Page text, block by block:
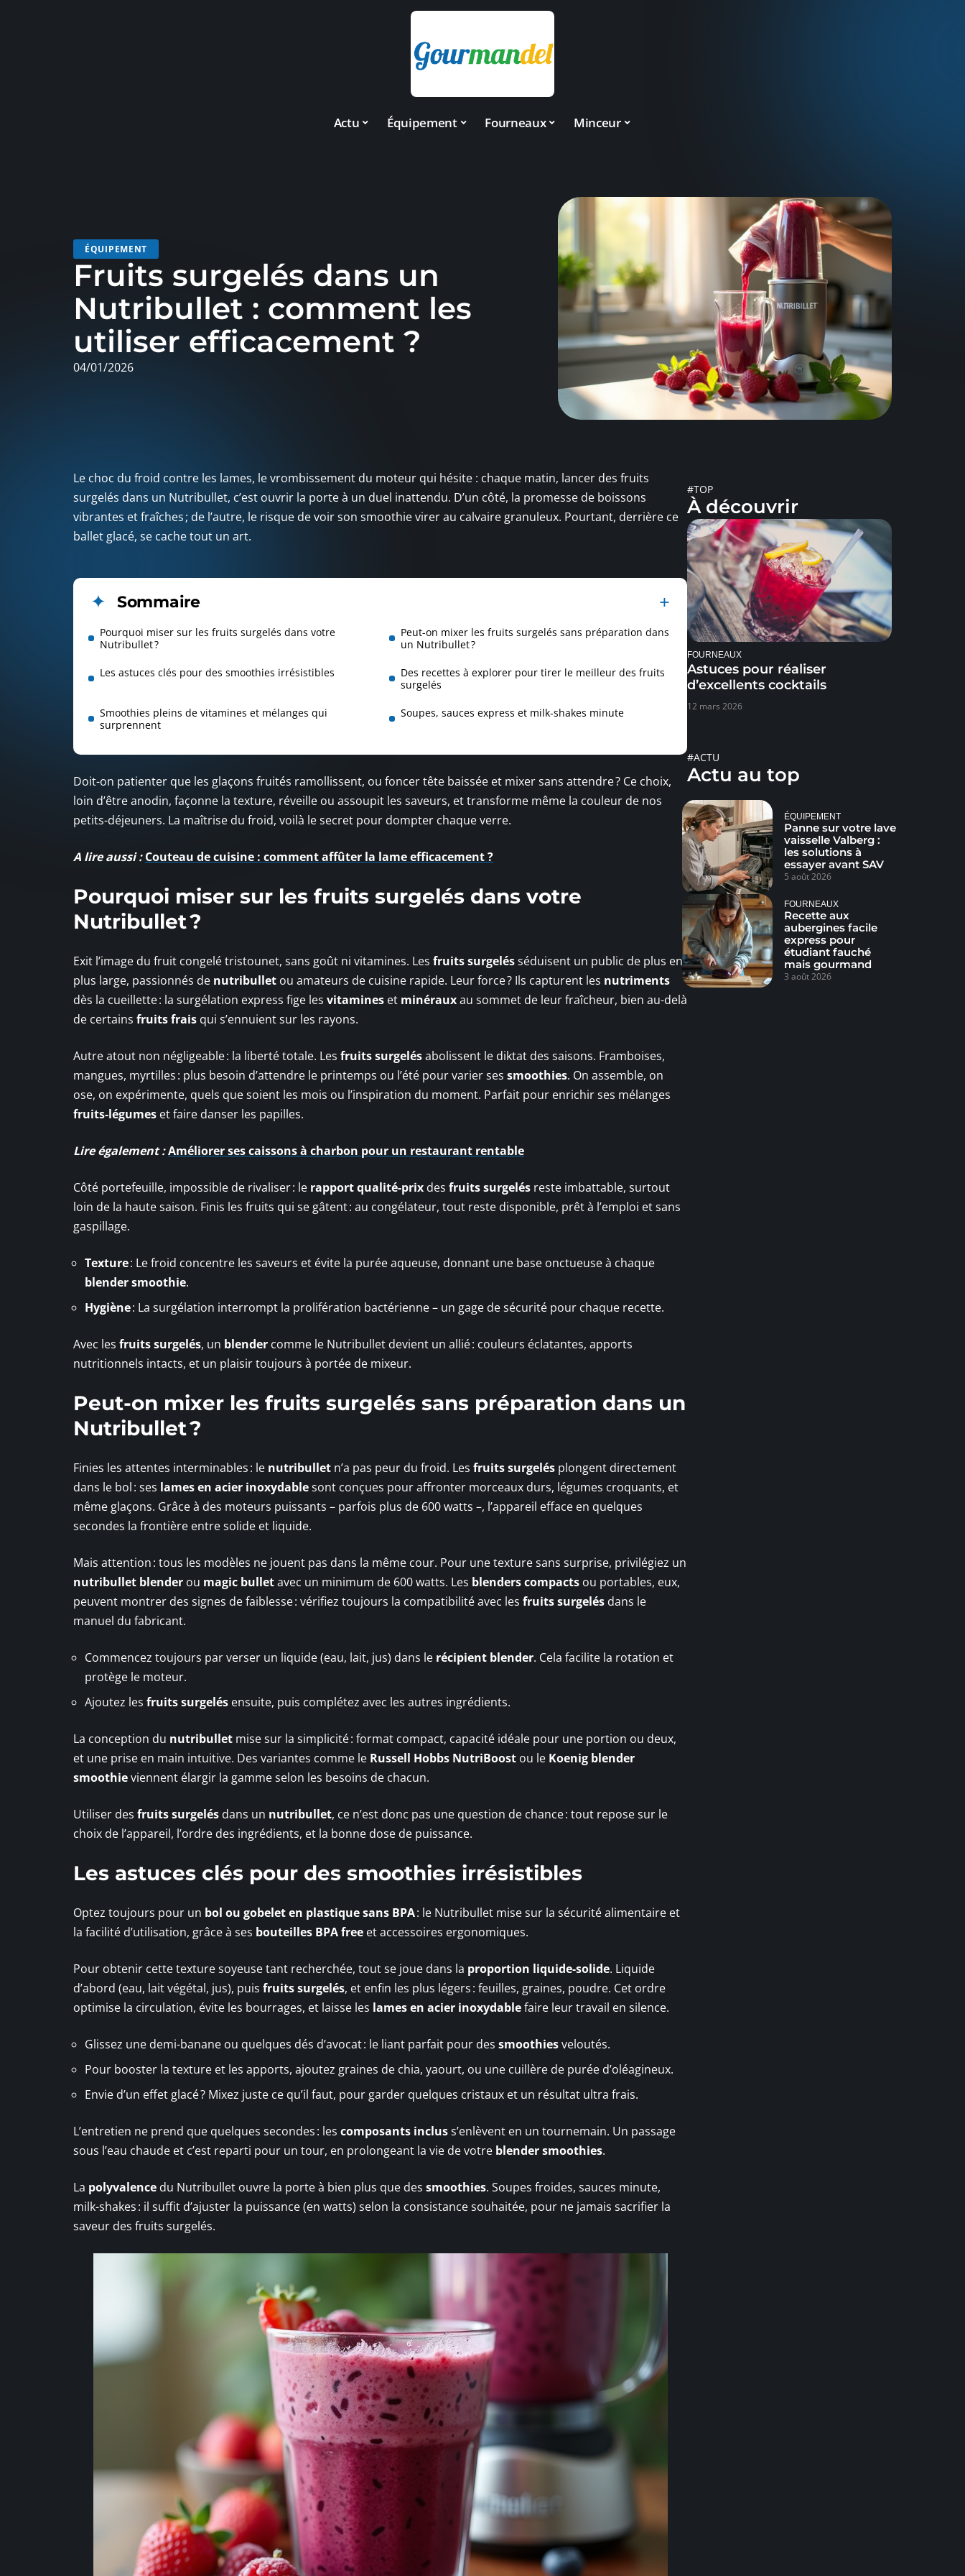
Actu Équipement Fourneaux Minceur
ÉQUIPEMENT
Fruits surgelés dans un
Nutribullet : comment les
utiliser efficacement ?
04/01/2026
Le choc du froid contre les lames, le vrombissement du moteur qui hésite : chaque matin, lancer des fruits
surgelés dans un Nutribullet, c’est ouvrir la porte à un duel inattendu. D’un côté, la promesse de boissons
vibrantes et fraîches ; de l’autre, le risque de voir son smoothie virer au calvaire granuleux. Pourtant, derrière ce
ballet glacé, se cache tout un art.
Sommaire
Pourquoi miser sur les fruits surgelés dans votre
Nutribullet ?
Peut-on mixer les fruits surgelés sans préparation dans
un Nutribullet ?
Les astuces clés pour des smoothies irrésistibles
Des recettes à explorer pour tirer le meilleur des fruits
surgelés
Smoothies pleins de vitamines et mélanges qui
surprennent
Soupes, sauces express et milk-shakes minute
Doit-on patienter que les glaçons fruités ramollissent, ou foncer tête baissée et mixer sans attendre ? Ce choix,
loin d’être anodin, façonne la texture, réveille ou assoupit les saveurs, et transforme même la couleur de nos
petits-déjeuners. La maîtrise du froid, voilà le secret pour dompter chaque verre.
A lire aussi : Couteau de cuisine : comment affûter la lame efficacement ?
Pourquoi miser sur les fruits surgelés dans votre
Nutribullet ?
Exit l’image du fruit congelé tristounet, sans goût ni vitamines. Les fruits surgelésséduisent un public de plus en
plus large, passionnés de nutribullet ou amateurs de cuisine rapide. Leur force ? Ils capturent les nutriments
dès la cueillette : la surgélation express fige les vitamines et minérauxau sommet de leur fraîcheur, bien au-delà
de certains fruits frais qui s’ennuient sur les rayons.
Autre atout non négligeable : la liberté totale. Les fruits surgelésabolissent le diktat des saisons. Framboises,
mangues, myrtilles : plus besoin d’attendre le printemps ou l’été pour varier ses smoothies. On assemble, on
ose, on expérimente, quels que soient les mois ou l’inspiration du moment. Parfait pour enrichir ses mélanges
fruits-légumes et faire danser les papilles.
Lire également :Améliorer ses caissons à charbon pour un restaurant rentable
Côté portefeuille, impossible de rivaliser : le rapport qualité-prix des fruits surgelés reste imbattable, surtout
loin de la haute saison. Finis les fruits qui se gâtent : au congélateur, tout reste disponible, prêt à l’emploi et sans
gaspillage.
Texture: Le froid concentre les saveurs et évite la purée aqueuse, donnant une base onctueuse à chaque
blender smoothie.
Hygiène: La surgélation interrompt la prolifération bactérienne – un gage de sécurité pour chaque recette.
Avec les fruits surgelés, un blender comme le Nutribullet devient un allié : couleurs éclatantes, apports
nutritionnels intacts, et un plaisir toujours à portée de mixeur.
Peut-on mixer les fruits surgelés sans préparation dans un
Nutribullet ?
Finies les attentes interminables : le nutribullet n’a pas peur du froid. Les fruits surgelés plongent directement
dans le bol : ses lames en acier inoxydablesont conçues pour affronter morceaux durs, légumes croquants, et
même glaçons. Grâce à des moteurs puissants – parfois plus de 600 watts –, l’appareil efface en quelques
secondes la frontière entre solide et liquide.
Mais attention : tous les modèles ne jouent pas dans la même cour. Pour une texture sans surprise, privilégiez un
nutribullet blender ou magic bulletavec un minimum de 600 watts. Les blenders compacts ou portables, eux,
peuvent montrer des signes de faiblesse : vérifiez toujours la compatibilité avec les fruits surgelés dans le
manuel du fabricant.
Commencez toujours par verser un liquide (eau, lait, jus) dans le récipient blender. Cela facilite la rotation et
protège le moteur.
Ajoutez les fruits surgelés ensuite, puis complétez avec les autres ingrédients.
La conception du nutribullet mise sur la simplicité : format compact, capacité idéale pour une portion ou deux,
et une prise en main intuitive. Des variantes comme le Russell Hobbs NutriBoost ou le Koenig blender
smoothieviennent élargir la gamme selon les besoins de chacun.
Utiliser des fruits surgelés dans un nutribullet, ce n’est donc pas une question de chance : tout repose sur le
choix de l’appareil, l’ordre des ingrédients, et la bonne dose de puissance.
Les astuces clés pour des smoothies irrésistibles
Optez toujours pour un bol ou gobelet en plastique sans BPA: le Nutribullet mise sur la sécurité alimentaire et
la facilité d’utilisation, grâce à ses bouteilles BPA free et accessoires ergonomiques.
Pour obtenir cette texture soyeuse tant recherchée, tout se joue dans la proportion liquide-solide. Liquide
d’abord (eau, lait végétal, jus), puis fruits surgelés, et enfin les plus légers : feuilles, graines, poudre. Cet ordre
optimise la circulation, évite les bourrages, et laisse les lames en acier inoxydablefaire leur travail en silence.
Glissez une demi-banane ou quelques dés d’avocat : le liant parfait pour des smoothiesveloutés.
Pour booster la texture et les apports, ajoutez graines de chia, yaourt, ou une cuillère de purée d’oléagineux.
Envie d’un effet glacé ? Mixez juste ce qu’il faut, pour garder quelques cristaux et un résultat ultra frais.
L’entretien ne prend que quelques secondes : les composants incluss’enlèvent en un tournemain. Un passage
sous l’eau chaude et c’est reparti pour un tour, en prolongeant la vie de votre blender smoothies.
La polyvalence du Nutribullet ouvre la porte à bien plus que des smoothies. Soupes froides, sauces minute,
milk-shakes : il suffit d’ajuster la puissance (en watts) selon la consistance souhaitée, pour ne jamais sacrifier la
saveur des fruits surgelés.
#TOP
À découvrir
FOURNEAUX
Astuces pour réaliser
d’excellents cocktails
12 mars 2026
#ACTU
Actu au top
ÉQUIPEMENT
Panne sur votre lave
vaisselle Valberg :
les solutions à
essayer avant SAV
5 août 2026
FOURNEAUX
Recette aux
aubergines facile
express pour
étudiant fauché
mais gourmand
3 août 2026